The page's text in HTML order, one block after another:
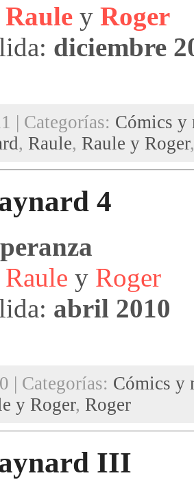
Raule y Roger
diciembre
| Categorías: Cómics y
, Raule, Raule y Roger
4
Raule y Roger
abril 2010
| Categorías: Cómics y
y Roger, Roger
III